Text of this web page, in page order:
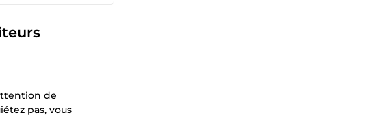
de
pas, vous